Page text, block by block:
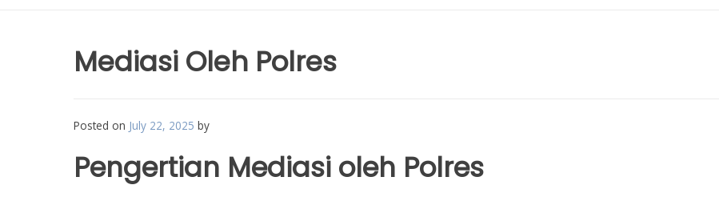
Mediasi Oleh Polres
Posted on July 22, 2025 by
Pengertian Mediasi oleh Polres